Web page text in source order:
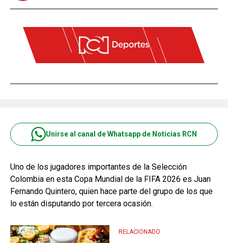
Unirse al canal de Whatsapp de Noticias RCN
Uno de los jugadores importantes de la Selección
Colombia en esta Copa Mundial de la FIFA 2026 es Juan
Fernando Quintero, quien hace parte del grupo de los que
lo están disputando por tercera ocasión.
RELACIONADO